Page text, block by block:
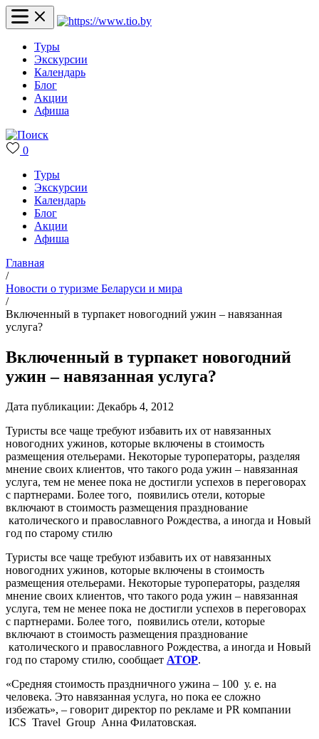
Туры
Экскурсии
Календарь
Блог
Акции
Афиша
0
Туры
Экскурсии
Календарь
Блог
Акции
Афиша
Главная
/
Новости о туризме Беларуси и мира
/
Включенный в турпакет новогодний ужин – навязанная
услуга?
Включенный в турпакет новогодний
ужин – навязанная услуга?
Дата публикации: Декабрь 4, 2012
Туристы все чаще требуют избавить их от навязанных
новогодних ужинов, которые включены в стоимость
размещения отельерами. Некоторые туроператоры, разделяя
мнение своих клиентов, что такого рода ужин – навязанная
услуга, тем не менее пока не достигли успехов в переговорах
с партнерами. Более того, появились отели, которые
включают в стоимость размещения празднование
католического и православного Рождества, а иногда и Новый
год по старому стилю
Туристы все чаще требуют избавить их от навязанных
новогодних ужинов, которые включены в стоимость
размещения отельерами. Некоторые туроператоры, разделяя
мнение своих клиентов, что такого рода ужин – навязанная
услуга, тем не менее пока не достигли успехов в переговорах
с партнерами. Более того, появились отели, которые
включают в стоимость размещения празднование
католического и православного Рождества, а иногда и Новый
год по старому стилю, сообщает АТОР.
«Средняя стоимость праздничного ужина – 100 у. е. на
человека. Это навязанная услуга, но пока ее сложно
избежать», – говорит директор по рекламе и PR компании
ICS Travel Group Анна Филатовская.